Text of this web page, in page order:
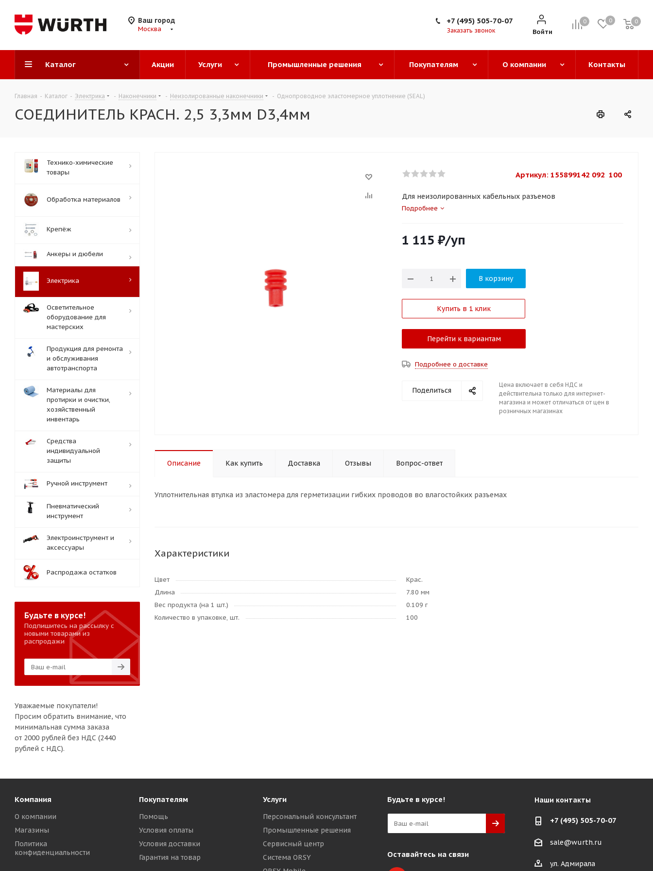
Ваш город
Москва
0 0 0
0
Войти
+7 (495) 505-70-07
Заказать звонок
Каталог Акции Услуги Промышленные решения Покупателям О компании Контакты
Главная - Каталог - Электрика - Наконечники - Неизолированные наконечники - Однопроводное эластомерное уплотнение (SEAL)
СОЕДИНИТЕЛЬ КРАСН. 2,5 3,3мм D3,4мм
Артикул: 155899142 092  100
Для неизолированных кабельных разъемов
Подробнее
1 115 ₽/уп
В корзину
Купить в 1 клик
Перейти к вариантам
Подробнее о доставке
Поделиться
Цена включает в себя НДС и
действительна только для интернет-
магазина и может отличаться от цен в
розничных магазинах
Описание Как купить Доставка Отзывы Вопрос-ответ
Уплотнительная втулка из эластомера для герметизации гибких проводов во влагостойких разъемах
Характеристики
Цвет
Крас.
Длина
7.80 мм
Вес продукта (на 1 шт.)
0.109 г
Количество в упаковке, шт.
100
Технико-химические
товары
Обработка материалов
Крепёж
Анкеры и дюбели
Электрика
Осветительное
оборудование для
мастерских
Продукция для ремонта
и обслуживания
автотранспорта
Материалы для
протирки и очистки,
хозяйственный
инвентарь
Средства
индивидуальной
защиты
Ручной инструмент
Пневматический
инструмент
Электроинструмент и
аксессуары
Распродажа остатков
Будьте в курсе!
Подпишитесь на рассылку с
новыми товарами из
распродажи
Уважаемые покупатели!
Просим обратить внимание, что
минимальная сумма заказа
от 2000 рублей без НДС (2440
рублей с НДС).
Компания
О компании
Магазины
Политика
конфиденциальности
Покупателям
Помощь
Условия оплаты
Условия доставки
Гарантия на товар
Услуги
Персональный консультант
Промышленные решения
Сервисный центр
Система ORSY
Будьте в курсе!
Оставайтесь на связи
Наши контакты
+7 (495) 505-70-07
sale@wurth.ru
ул. Адмирала